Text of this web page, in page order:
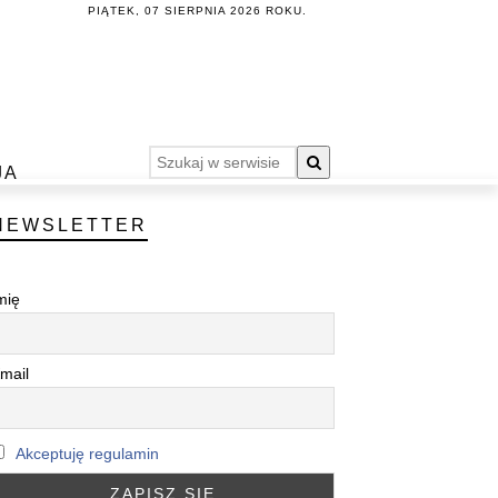
PIĄTEK, 07 SIERPNIA 2026 ROKU.
Akceptuję regulamin